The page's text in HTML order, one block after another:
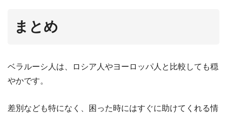
まとめ
ベラルーシ人は、ロシア人やヨーロッパ人と比較しても穏
やかです。
差別なども特になく、困った時にはすぐに助けてくれる情